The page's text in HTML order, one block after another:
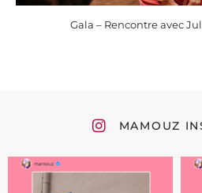
Gala – Rencontre avec
MAMOUZ